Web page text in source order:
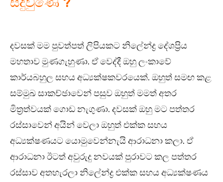
දවසක් මම පුවත්පත් ලිපියකට නිලේන්ද්‍ර දේශප්‍රිය
මහතාව මුණගැහුණා. ඒ වෙද්දී ඔහු ලංකාවේ
කාර්යබහුල සහය අධ්‍යක්ෂකවරයෙක්. ඔහුත් සමඟ කළ
සම්මුඛ සාකච්ඡාවෙන් පසුව ඔහුත් මමත් අතර
මිත්‍රත්වයක් ගොඩ නැගුණා. දවසක් ඔහු මට පත්තර
රස්සාවෙන් අයින් වෙලා ඔහුත් එක්ක සහය
අධ්‍යක්ෂණයට යොමුවෙන්නැයි ආරාධනා කලා. ඒ
ආරාධනා ඊටත් අවුරුදු නවයක් පුරාවට කල පත්තර
රස්සාව අතහැරලා නිලේන්ද්‍ර එක්ක සහය අධ්‍යක්ෂණය